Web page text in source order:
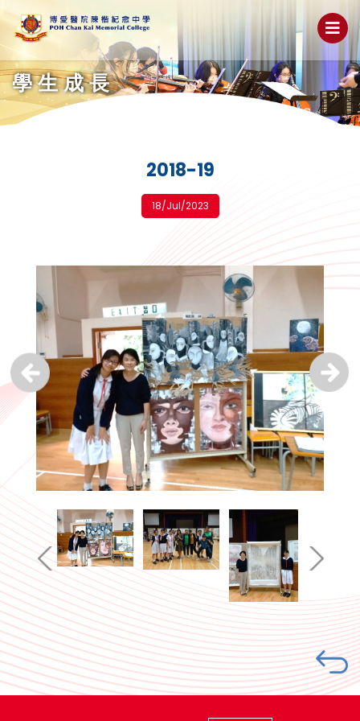
學生成長
2018-19
18/Jul/2023